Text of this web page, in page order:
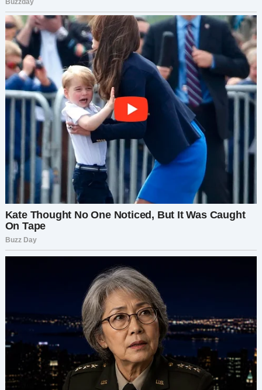
дорогу от неё, — добавил он. Вот теперь всё
становилось странным.
Из любопытства я спросила Ивана о своём
отце после краткого объяснения, что мы не
общались уже несколько лет. — Да, он ходит к
Марине каждые выходные. Говорят, его
партнёр по бизнесу его кинул, так что он там
потерял немало денег. Какое-то время он
выглядел грустным, но сейчас вроде в порядке,
— сказал он. — Думаю, Марина смогла его
выручить или что-то в этом роде. — Его партнёр
его кинул? Когда это было? — Может, месяц или
два назад? Помню, видел его гуляющим по
подъездной дорожке у Марины, он звонил и
матерился в телефон — должно быть,
примерно в то время. Я решила навестить
Марину. Я должна была знать, что случилось.
Итак, я подъехала к дому Марины, позвонила в
дверь, и она мне открыла. Из-за двери я
увидела своего отца, сидящего в гостиной с
бокалом вина в руке, — и нет, я не видела в
доме никакого ребёнка. Марина была удивлена
меня видеть, как вы уже можете догадаться. —
Анна? Что ты здесь делаешь? — спросила она.